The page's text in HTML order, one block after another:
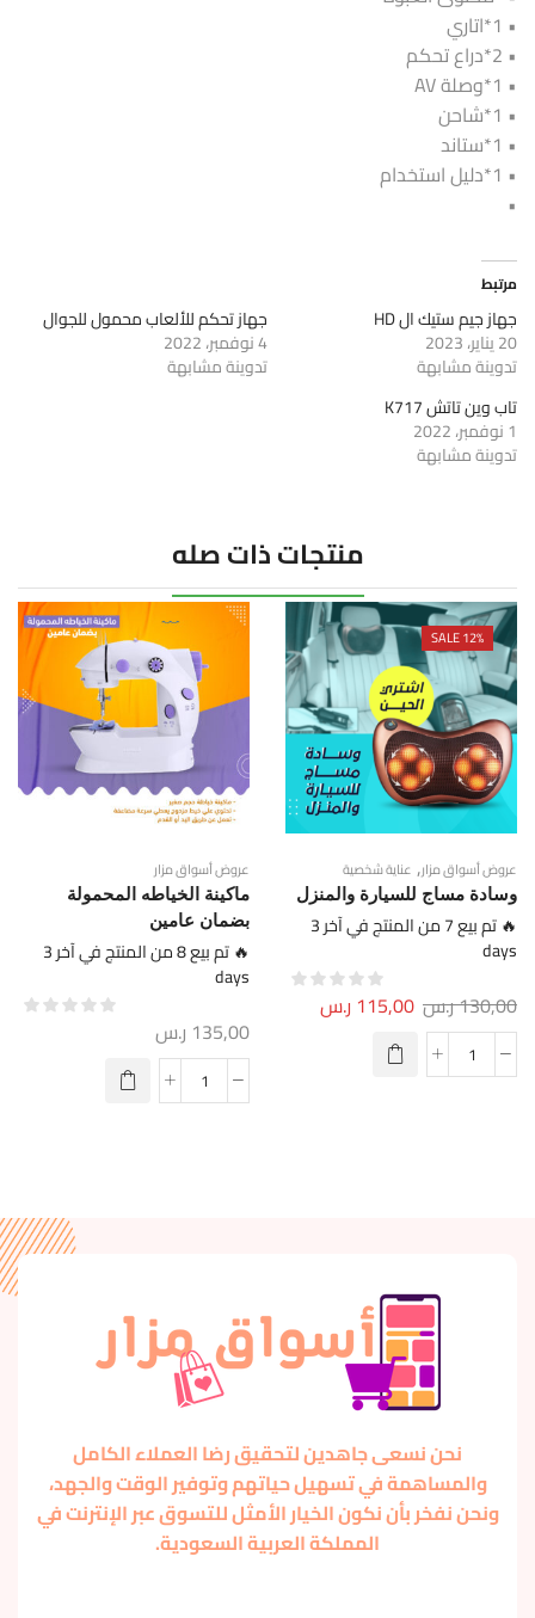
• 1*اتاري
• 2*دراع تحكم
• 1*وصلة AV
• 1*شاحن
• 1*ستاند
• 1*دليل استخدام
•
مرتبط
جهاز جيم ستيك ال HD
20 يناير، 2023
تدوينة مشابهة
جهاز تحكم للألعاب محمول للجوال
4 نوفمبر، 2022
تدوينة مشابهة
تاب وين تاتش K717
1 نوفمبر، 2022
تدوينة مشابهة
منتجات ذات صله
SALE 12%
عروض أسواق مزار, عناية شخصية
وسادة مساج للسيارة والمنزل
🔥 تم بيع 7 من المنتج في آخر 3
days
130,00ر.س 115,00 ر.س
عروض أسواق مزار
ماكينة الخياطه المحمولة
بضمان عامين
🔥 تم بيع 8 من المنتج في آخر 3
days
135,00 ر.س
نحن نسعى جاهدين لتحقيق رضا العملاء الكامل
والمساهمة في تسهيل حياتهم وتوفير الوقت والجهد،
ونحن نفخر بأن نكون الخيار الأمثل للتسوق عبر الإنترنت في
المملكة العربية السعودية.